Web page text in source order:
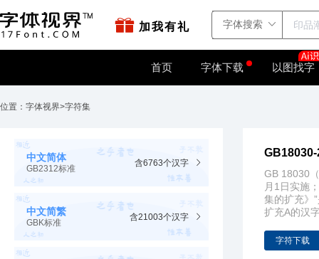
加我有礼
首页 字体下载 以图找字
位置： 字体视界>字符集
中文简体
GB2312标准
含6763个汉字
中文简繁
GBK标准
含21003个汉字
GB 18030
月1日实施
集的扩充》
扩充A的汉
字符下载